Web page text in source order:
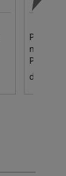
mixed
dès